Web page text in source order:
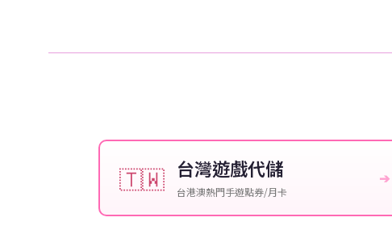
🇹🇼 台灣遊戲代儲
台港澳熱門手遊點券/月卡
➔